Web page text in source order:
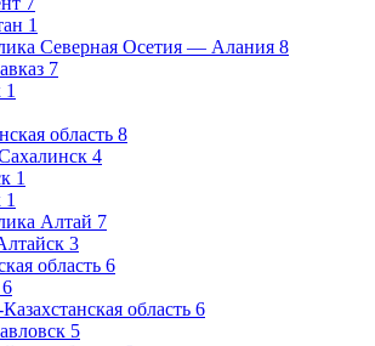
1
Северная Осетия — Алания 8
7
1
область 8
4
1
1
Алтай 7
3
область 6
6
область 6
5